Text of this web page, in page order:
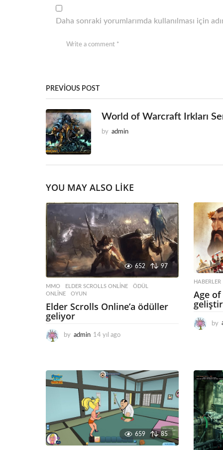
Daha sonraki yorumlarımda kullanılması için
PREVIOUS POST
World of Warcraft Irkları
by admin
YOU MAY ALSO LIKE
652 97
MMO ELDER SCROLLS ONLINE ,ÖDÜL
ONLINE
,OYUN
Elder Scrolls Online’a ödüller
geliyor
by admin 14 yıl ago
l
a
g
o
HABERLER
Age
by
659
85